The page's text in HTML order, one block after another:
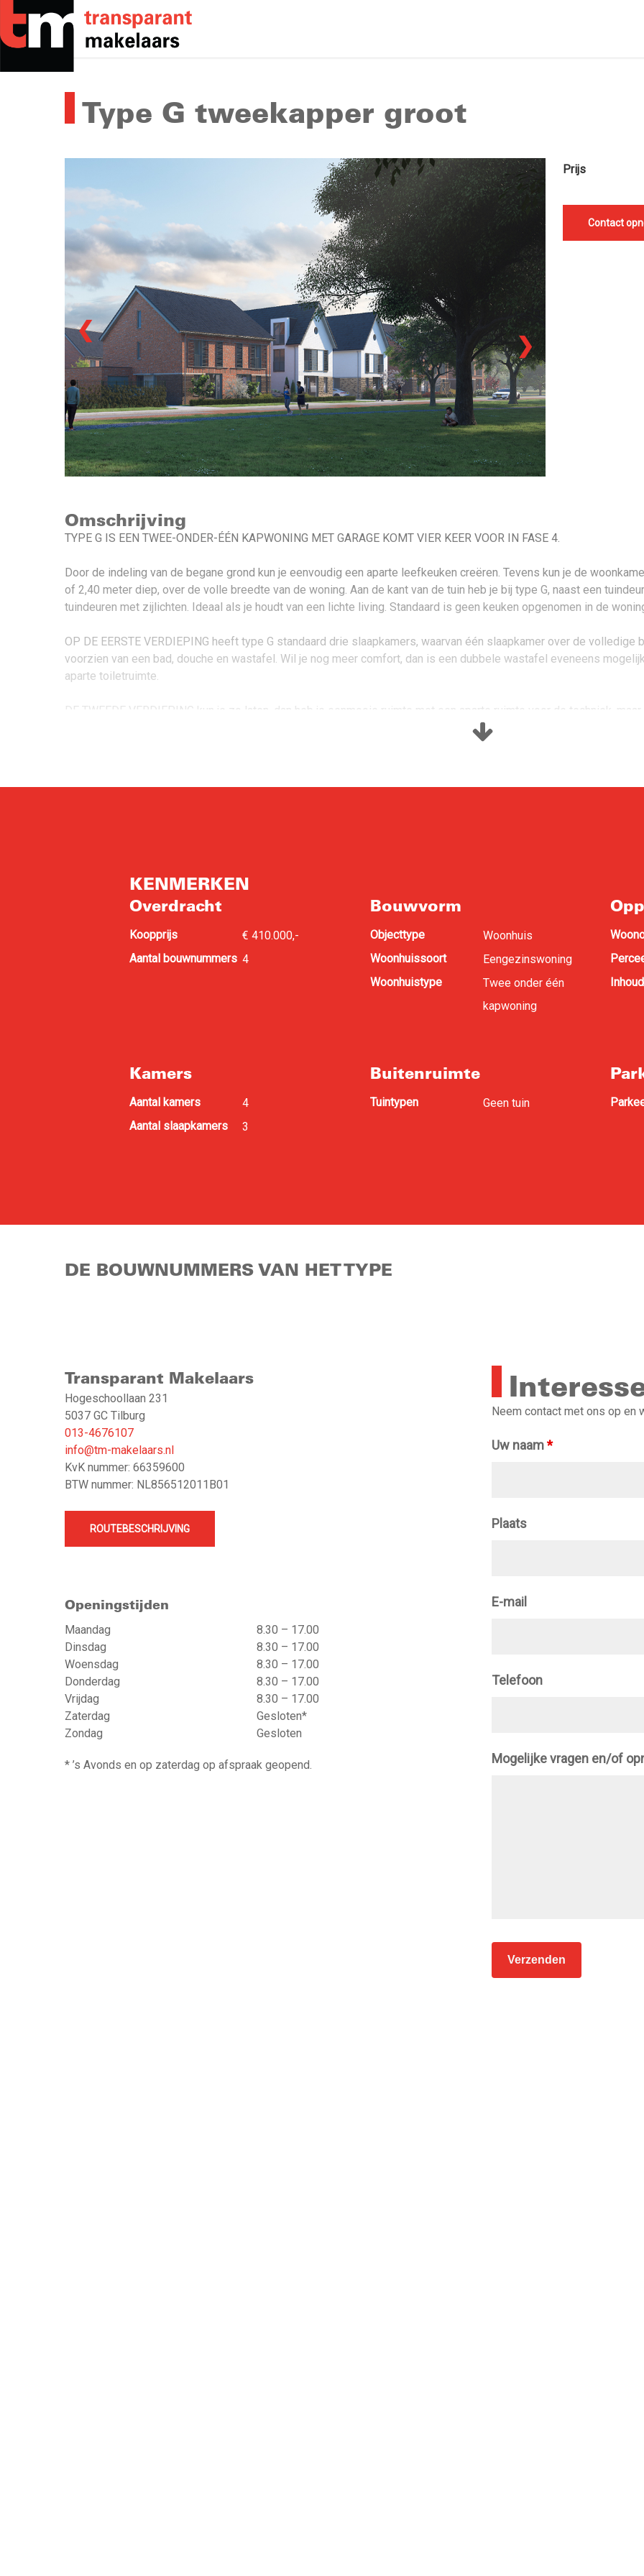
main
Type G tweekapper groot
❮
❯
Prijs
Contact
Omschrijving
TYPE G IS EEN TWEE-ONDER-ÉÉN KAPWONING MET GARAGE KOMT VIER KEER VOOR IN FASE 4.
Door de indeling van de begane grond kun je eenvoudig een aparte leefkeuken creëren. Tevens kun je de
of 2,40 meter diep, over de volle breedte van de woning. Aan de kant van de tuin heb je bij type G, naast een
tuindeuren met zijlichten. Ideaal als je houdt van een lichte living. Standaard is geen keuken opgenomen in de
OP DE EERSTE VERDIEPING heeft type G standaard drie slaapkamers, waarvan één slaapkamer over de
voorzien van een bad, douche en wastafel. Wil je nog meer comfort, dan is een dubbele wastafel eveneens
aparte toiletruimte.
DE TWEEDE VERDIEPING kun je zo laten, dan heb je eenmooie ruimte met een aparte ruimte voor de techniek,
KENMERKEN
Overdracht
Koopprijs
€ 410.000,-
Aantal bouwnummers 4
Bouwvorm
Objecttype
Woonhuis
Woonhuissoort
Eengezinswoning
Woonhuistype
Twee onder één
kapwoning
Kamers
Aantal kamers
4
Aantal slaapkamers
3
Buitenruimte
Tuintypen Geen tuin
DE BOUWNUMMERS VAN HET TYPE
Transparant Makelaars
Hogeschoollaan 231
5037 GC Tilburg
013-4676107
info@tm-makelaars.nl
KvK nummer: 66359600
BTW nummer: NL856512011B01
ROUTEBESCHRIJVING
Openingstijden
Maandag
8.30 – 17.00
Dinsdag
8.30 – 17.00
Woensdag
8.30 – 17.00
Donderdag
8.30 – 17.00
Vrijdag
8.30 – 17.00
Zaterdag
Gesloten*
Zondag
Gesloten
* ’s Avonds en op zaterdag op afspraak geopend.
Neem contact met ons op en
Uw naam*
Plaats
E-mail
Telefoon
Mogelijke vragen en/of